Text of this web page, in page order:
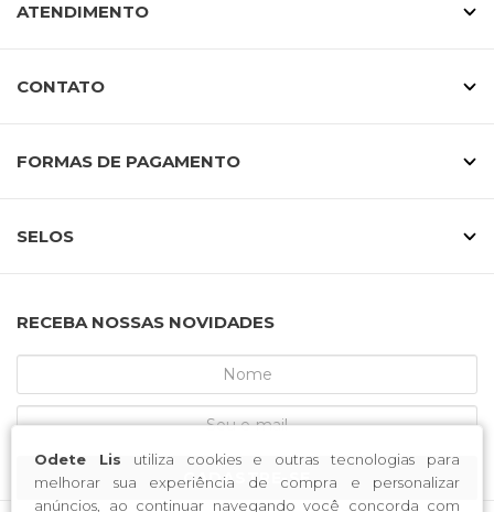
Odete Lis utiliza cookies e outras tecnologias para
melhorar sua experiência de compra e personalizar
anúncios, ao continuar navegando você concorda com
ATENDIMENTO
CONTATO
FORMAS DE PAGAMENTO
SELOS
RECEBA NOSSAS NOVIDADES
CADASTRE-SE